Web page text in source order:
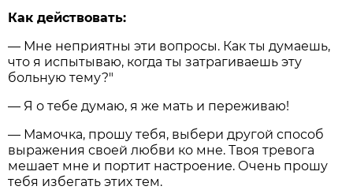
Как действовать:
— Мне неприятны эти вопросы. Как ты думаешь,
что я испытываю, когда ты затрагиваешь эту
больную тему?"
— Я о тебе думаю, я же мать и переживаю!
— Мамочка, прошу тебя, выбери другой способ
выражения своей любви ко мне. Твоя тревога
мешает мне и портит настроение. Очень прошу
тебя избегать этих тем.